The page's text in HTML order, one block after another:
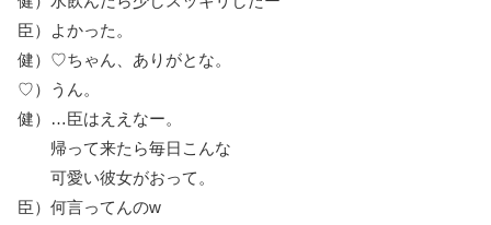
臣）よかった。
健）♡ちゃん、ありがとな。
♡）うん。
健）…臣はええなー。
帰って来たら毎日こんな
可愛い彼女がおって。
臣）何言ってんのw